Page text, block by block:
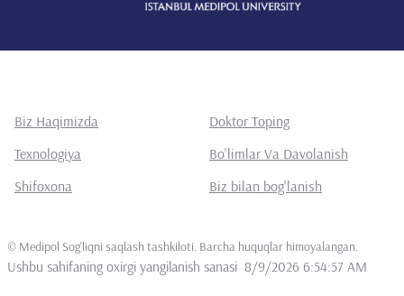
Biz Haqimizda
Doktor Toping
Texnologiya
Bo'limlar Va Davolanish
Shifoxona
Biz bilan bog'lanish
© Medipol Sog'liqni saqlash tashkiloti. Barcha huquqlar himoyalangan
Ushbu sahifaning oxirgi yangilanish sanasi 8/9/2026 6:54:57 AM